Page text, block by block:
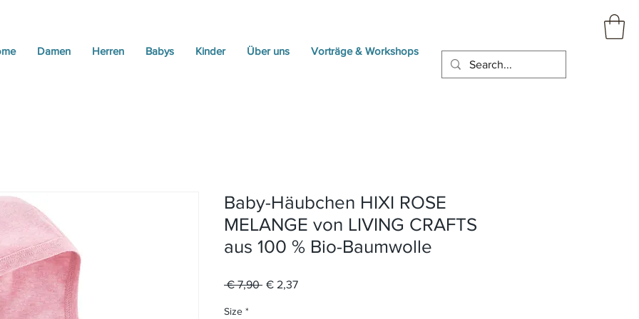
Damen Herren Babys Kinder Über uns Vorträge & Workshops
Baby-Häubchen HIXI ROSE
MELANGE von LIVING CRAFTS
aus 100 % Bio-Baumwolle
€ 7,90 Standardpreis
€ 2,37Sale-
Size *